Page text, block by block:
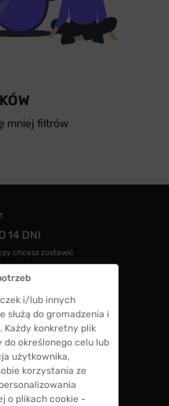
mniej filtrów
14 DNI
chcesz zostawić
zwrócisz
ZWROTU
zwrócimy 100%
także koszty
i/lub innych
służą do gromadzenia i
konkretny plik
określonego celu lub
użytkownika,
korzystania ze
o plikach cookie -